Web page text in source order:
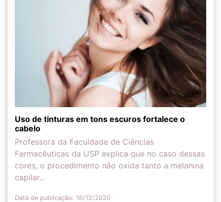
Uso de tinturas em tons escuros fortalece o
cabelo
Professora da Faculdade de Ciências
Farmacêuticas da USP explica que no caso dessas
cores, o procedimento não oxida tanto a melanina
capilar...
Data de publicação: 16/12/2020